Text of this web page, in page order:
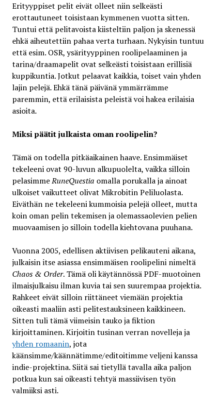
Erityyppiset pelit eivät olleet niin selkeästi
erottautuneet toisistaan kymmenen vuotta sitten.
Tuntui että pelitavoista kiisteltiin paljon ja skenessä
ehkä aiheutettiin pahaa verta turhaan. Nykyisin tuntuu
että esim. OSR, ysärityyppinen roolipelaaminen ja
tarina/draamapelit ovat selkeästi toisistaan erillisiä
kuppikuntia. Jotkut pelaavat kaikkia, toiset vain yhden
lajin pelejä. Ehkä tänä päivänä ymmärrämme
paremmin, että erilaisista peleistä voi hakea erilaisia
asioita.
Miksi päätit julkaista oman roolipelin?
Tämä on todella pitkäaikainen haave. Ensimmäiset
tekeleeni ovat 90-luvun alkupuolelta, vaikka silloin
pelasimmeRuneQuestia omalla porukalla ja ainoat
ulkoiset vaikutteet olivat Mikrobitin Peliluolasta.
Eiväthän ne tekeleeni kummoisia pelejä olleet, mutta
koin oman pelin tekemisen ja olemassaolevien pelien
muovaamisen jo silloin todella kiehtovana puuhana.
Vuonna 2005, edellisen aktiivisen pelikauteni aikana,
julkaisin itse asiassa ensimmäisen roolipelini nimeltä
Chaos & Order. Tämä oli käytännössä PDF-muotoinen
ilmaisjulkaisu ilman kuvia tai sen suurempaa projektia.
Rahkeet eivät silloin riittäneet viemään projektia
oikeasti maaliin asti pelitestauksineen kaikkineen.
Sitten tuli tämä viimeisin tauko ja fiktion
kirjoittaminen. Kirjoitin tusinan verran novelleja ja
yhden romaanin, jota
käänsimme/käännätimme/editoitimme veljeni kanssa
indie-projektina. Siitä sai tietyllä tavalla aika paljon
potkua kun sai oikeasti tehtyä massiivisen työn
valmiiksi asti.